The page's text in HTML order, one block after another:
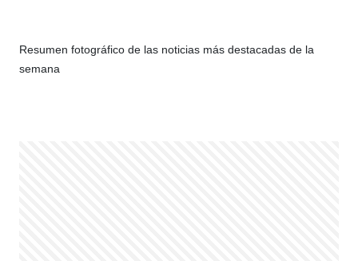
Resumen fotográfico de las noticias más destacadas de la
semana